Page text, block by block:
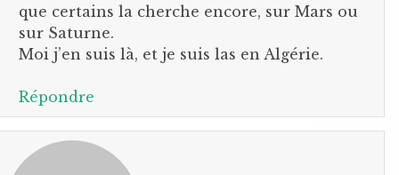
que certains la cherche encore, sur Mars ou
sur Saturne.
Moi j’en suis là, et je suis las en Algérie.
Répondre